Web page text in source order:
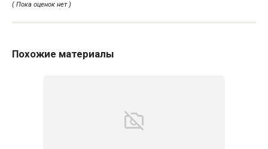
( Пока оценок нет )
Похожие материалы